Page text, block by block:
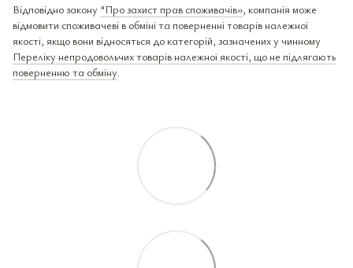
Відповідно закону "Про захист прав споживачів», компанія може
відмовити споживачеві в обміні та поверненні товарів належної
якості, якщо вони відносяться до категорій, зазначених у чинному
Переліку непродовольчих товарів належної якості, що не підлягають
поверненню та обміну.